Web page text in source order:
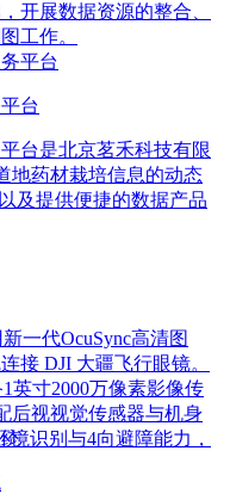
开展数据资源的整合、
工作。
台
台是北京茗禾科技有限
地药材栽培信息的动态
及提供便捷的数据产品
一代OcuSync高清图
接 DJI 大疆飞行眼镜。
1英寸2000万像素影像传
后视视觉传感器与机身
识别与4向避障能力，